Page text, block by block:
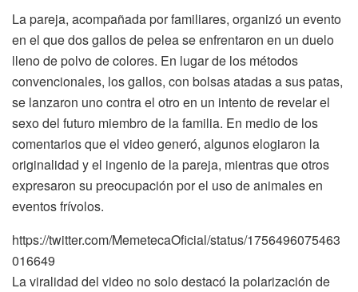
La pareja, acompañada por familiares, organizó un evento
en el que dos gallos de pelea se enfrentaron en un duelo
lleno de polvo de colores. En lugar de los métodos
convencionales, los gallos, con bolsas atadas a sus patas,
se lanzaron uno contra el otro en un intento de revelar el
sexo del futuro miembro de la familia. En medio de los
comentarios que el video generó, algunos elogiaron la
originalidad y el ingenio de la pareja, mientras que otros
expresaron su preocupación por el uso de animales en
eventos frívolos.
https://twitter.com/MemetecaOficial/status/1756496075463
016649
La viralidad del video no solo destacó la polarización de